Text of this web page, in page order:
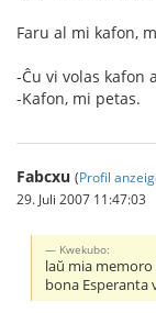
Faru al mi kafon,
-Ĉu vi volas kafon
-Kafon, mi petas.
Fabcxu (Profil
29. Juli 2007 11:47:03
Kwekubo:
laŭ mia
bona Esperanta